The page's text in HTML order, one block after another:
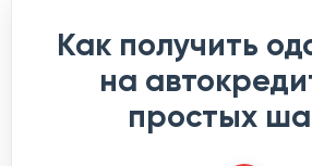
Как получить
на
простых